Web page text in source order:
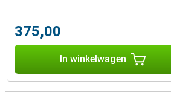
375,00
In winkelwagen